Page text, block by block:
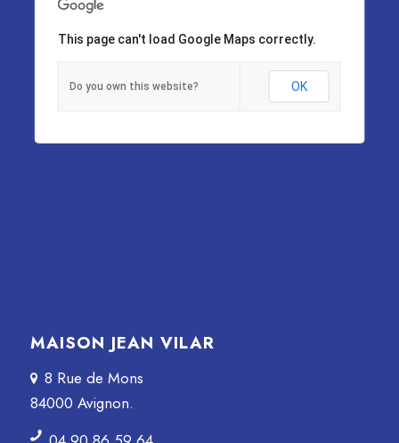
This page can't load Google Maps correctly.
Do you own this website? OK
MAISON JEAN VILAR
8 Rue de Mons
84000 Avignon.